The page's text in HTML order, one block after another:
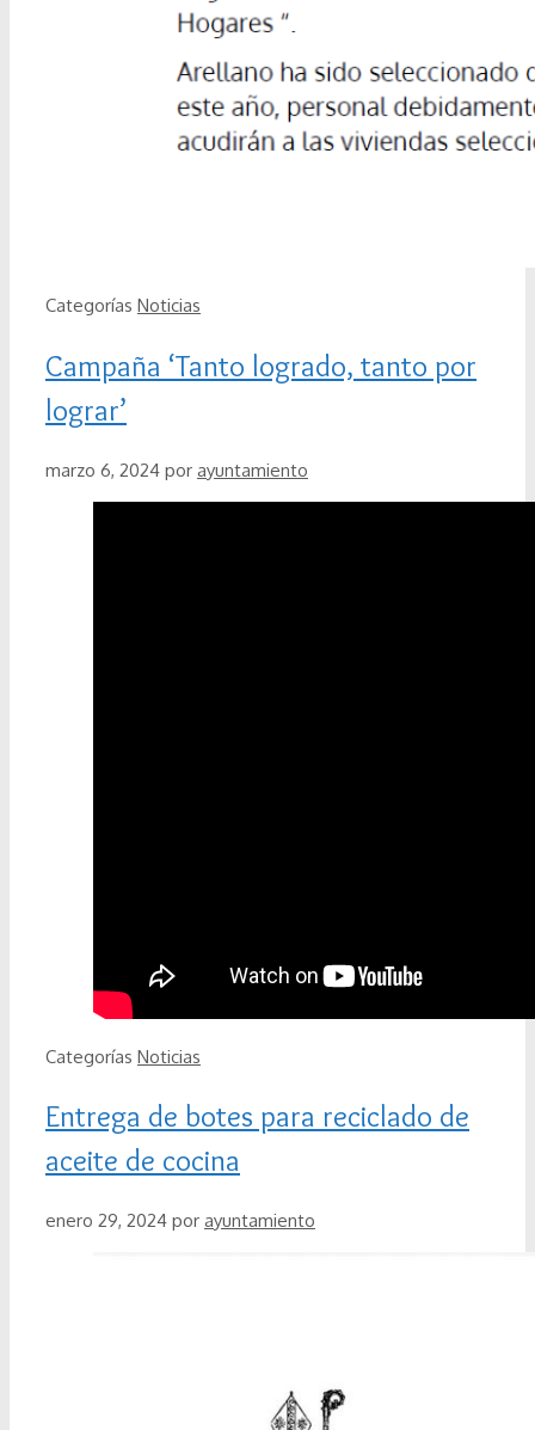
Categorías Noticias
Campaña ‘Tanto logrado, tanto por
lograr’
marzo 6, 2024 por ayuntamiento
Categorías Noticias
Entrega de botes para reciclado de
aceite de cocina
enero 29, 2024 por ayuntamiento